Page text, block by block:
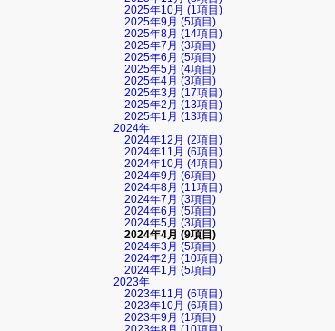
2025年10月 (1項目)
2025年9月 (5項目)
2025年8月 (14項目)
2025年7月 (3項目)
2025年6月 (5項目)
2025年5月 (4項目)
2025年4月 (3項目)
2025年3月 (17項目)
2025年2月 (13項目)
2025年1月 (13項目)
2024年
2024年12月 (2項目)
2024年11月 (6項目)
2024年10月 (4項目)
2024年9月 (6項目)
2024年8月 (11項目)
2024年7月 (3項目)
2024年6月 (5項目)
2024年5月 (3項目)
2024年4月 (9項目)
2024年3月 (5項目)
2024年2月 (10項目)
2024年1月 (5項目)
2023年
2023年11月 (6項目)
2023年10月 (6項目)
2023年9月 (1項目)